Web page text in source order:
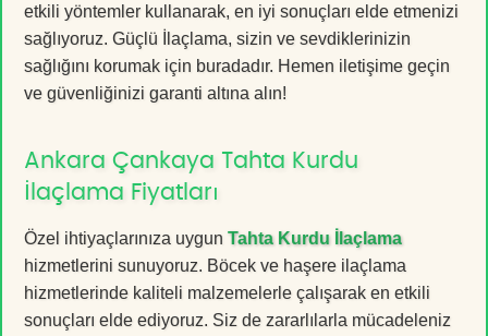
etkili yöntemler kullanarak, en iyi sonuçları elde etmenizi
sağlıyoruz. Güçlü İlaçlama, sizin ve sevdiklerinizin
sağlığını korumak için buradadır. Hemen iletişime geçin
ve güvenliğinizi garanti altına alın!
Ankara Çankaya Tahta Kurdu
İlaçlama Fiyatları
Özel ihtiyaçlarınıza uygun Tahta Kurdu İlaçlama
hizmetlerini sunuyoruz. Böcek ve haşere ilaçlama
hizmetlerinde kaliteli malzemelerle çalışarak en etkili
sonuçları elde ediyoruz. Siz de zararlılarla mücadeleniz